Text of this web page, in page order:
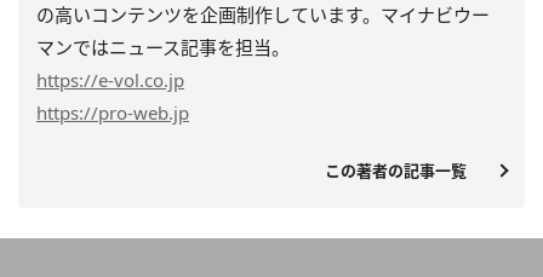
の高いコンテンツを企画制作しています。マイナビウー
マンではニュース記事を担当。
https://e-vol.co.jp
https://pro-web.jp
この著者の記事一覧